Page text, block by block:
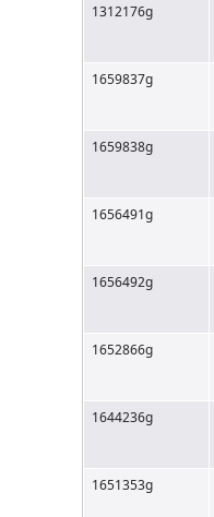
1312176g
1659837g
1659838g
1656491g
1656492g
1652866g
1644236g
1651353g